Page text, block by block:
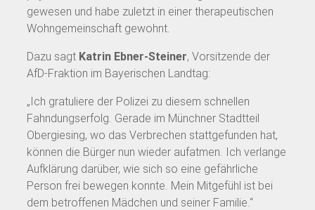
gewesen und habe zuletzt in einer therapeutischen
Wohngemeinschaft gewohnt.
Dazu sagt Katrin Ebner-Steiner, Vorsitzende der
AfD-Fraktion im Bayerischen Landtag:
„Ich gratuliere der Polizei zu diesem schnellen
Fahndungserfolg. Gerade im Münchner Stadtteil
Obergiesing, wo das Verbrechen stattgefunden hat,
können die Bürger nun wieder aufatmen. Ich verlange
Aufklärung darüber, wie sich so eine gefährliche
Person frei bewegen konnte. Mein Mitgefühl ist bei
dem betroffenen Mädchen und seiner Familie.“